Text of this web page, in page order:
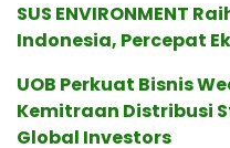
SUS ENVIRONMENT
Indonesia, Percepat
UOB Perkuat Bisnis
Kemitraan Distribusi
Global Investors